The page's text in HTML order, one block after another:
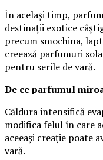
În același timp,
destinații exotice
precum smochina,
creează parfumuri
pentru serile de vară.
De ce parfumul
Căldura intensifică
modifica felul în care
aceeași creație poate
vară.